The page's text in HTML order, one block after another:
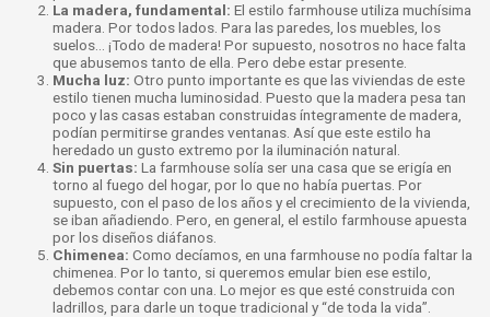
La madera, fundamental: El estilo farmhouse utiliza muchísima
madera. Por todos lados. Para las paredes, los muebles, los
suelos… ¡Todo de madera! Por supuesto, nosotros no hace falta
que abusemos tanto de ella. Pero debe estar presente.
Mucha luz: Otro punto importante es que las viviendas de este
estilo tienen mucha luminosidad. Puesto que la madera pesa tan
poco y las casas estaban construidas íntegramente de madera,
podían permitirse grandes ventanas. Así que este estilo ha
heredado un gusto extremo por la iluminación natural.
Sin puertas: La farmhouse solía ser una casa que se erigía en
torno al fuego del hogar, por lo que no había puertas. Por
supuesto, con el paso de los años y el crecimiento de la vivienda,
se iban añadiendo. Pero, en general, el estilo farmhouse apuesta
por los diseños diáfanos.
Chimenea: Como decíamos, en una farmhouse no podía faltar la
chimenea. Por lo tanto, si queremos emular bien ese estilo,
debemos contar con una. Lo mejor es que esté construida con
ladrillos, para darle un toque tradicional y “de toda la vida”.